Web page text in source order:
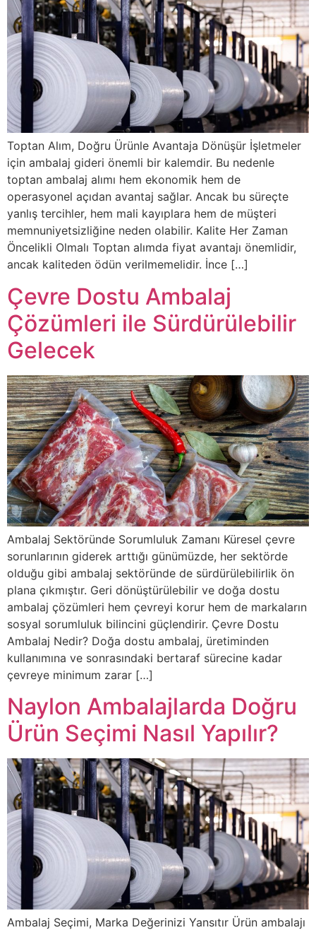
Toptan Alım, Doğru Ürünle Avantaja Dönüşür İşletmeler
için ambalaj gideri önemli bir kalemdir. Bu nedenle
toptan ambalaj alımı hem ekonomik hem de
operasyonel açıdan avantaj sağlar. Ancak bu süreçte
yanlış tercihler, hem mali kayıplara hem de müşteri
memnuniyetsizliğine neden olabilir. Kalite Her Zaman
Öncelikli Olmalı Toptan alımda fiyat avantajı önemlidir,
ancak kaliteden ödün verilmemelidir. İnce […]
Çevre Dostu Ambalaj
Çözümleri ile Sürdürülebilir
Gelecek
Ambalaj Sektöründe Sorumluluk Zamanı Küresel çevre
sorunlarının giderek arttığı günümüzde, her sektörde
olduğu gibi ambalaj sektöründe de sürdürülebilirlik ön
plana çıkmıştır. Geri dönüştürülebilir ve doğa dostu
ambalaj çözümleri hem çevreyi korur hem de markaların
sosyal sorumluluk bilincini güçlendirir. Çevre Dostu
Ambalaj Nedir? Doğa dostu ambalaj, üretiminden
kullanımına ve sonrasındaki bertaraf sürecine kadar
çevreye minimum zarar […]
Naylon Ambalajlarda Doğru
Ürün Seçimi Nasıl Yapılır?
Ambalaj Seçimi, Marka Değerinizi Yansıtır Ürün ambalajı